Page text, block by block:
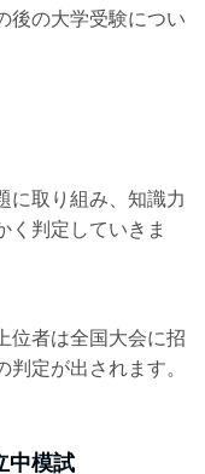
後の大学受験につい
に取り組み、知識力
く判定していきま
位者は全国大会に招
定が出されます。
中模試